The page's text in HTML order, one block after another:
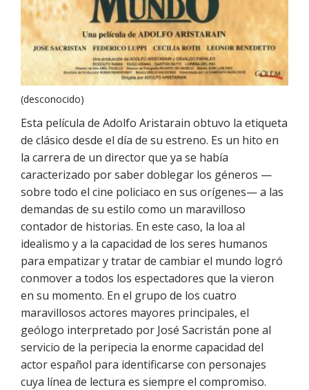
(desconocido)
Esta película de Adolfo Aristarain obtuvo la etiqueta
de clásico desde el día de su estreno. Es un hito en
la carrera de un director que ya se había
caracterizado por saber doblegar los géneros —
sobre todo el cine policiaco en sus orígenes— a las
demandas de su estilo como un maravilloso
contador de historias. En este caso, la loa al
idealismo y a la capacidad de los seres humanos
para empatizar y tratar de cambiar el mundo logró
conmover a todos los espectadores que la vieron
en su momento. En el grupo de los cuatro
maravillosos actores mayores principales, el
geólogo interpretado por José Sacristán pone al
servicio de la peripecia la enorme capacidad del
actor español para identificarse con personajes
cuya línea de lectura es siempre el compromiso.